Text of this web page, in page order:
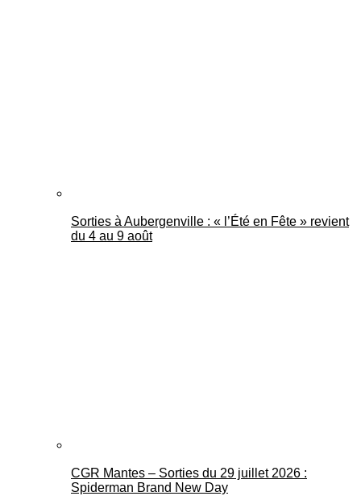
Sorties à Aubergenville : « l’Été en Fête » revient
du 4 au 9 août
CGR Mantes – Sorties du 29 juillet 2026 :
Spiderman Brand New Day